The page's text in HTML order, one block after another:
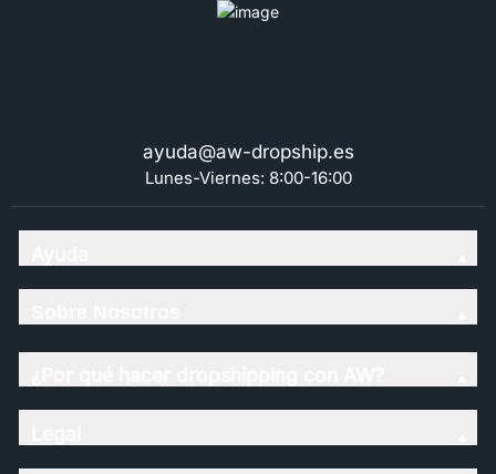
ayuda@aw-dropship.es
Lunes-Viernes: 8:00-16:00